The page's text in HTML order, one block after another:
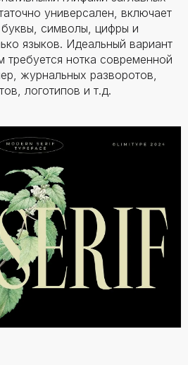
универсален, включает
буквы, символы, цифры и
языков. Идеальный вариант
требуется нотка современной
журнальных разворотов,
логотипов и т.д.